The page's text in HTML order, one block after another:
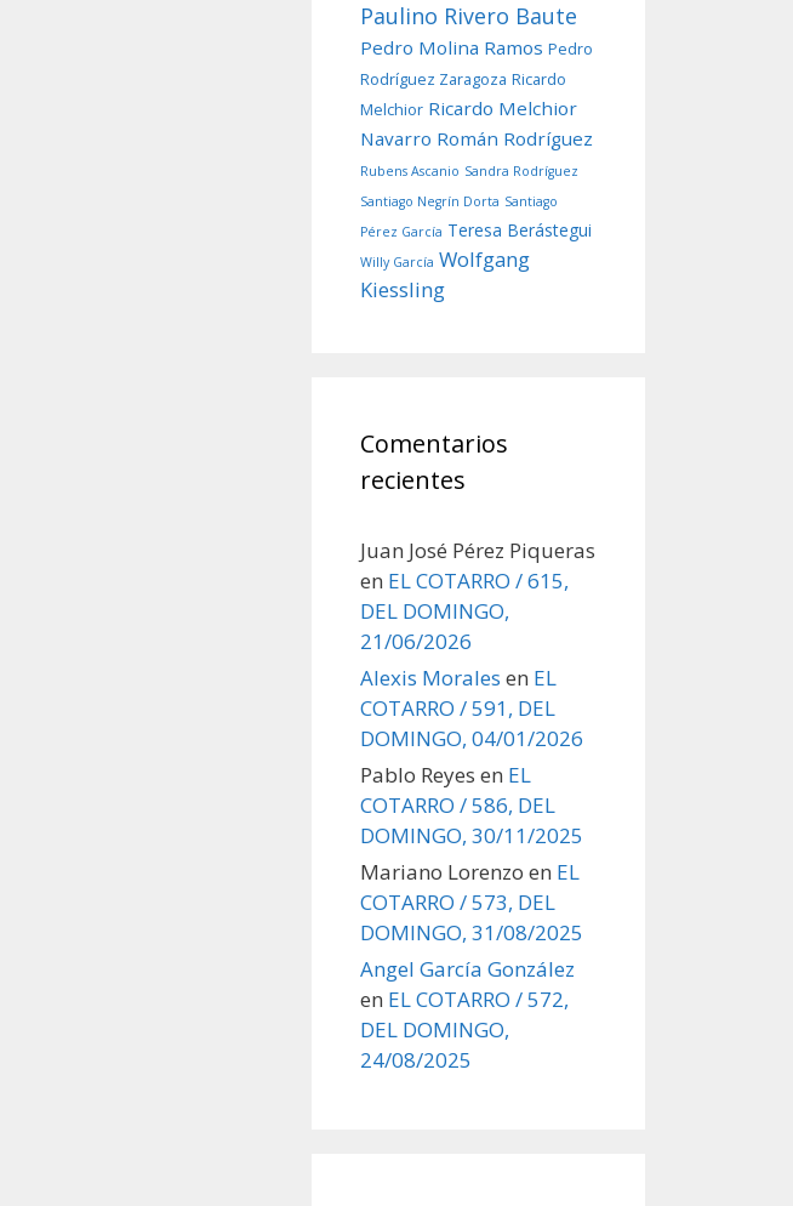
Paulino Rivero Baute
Pedro Molina Ramos Pedro
Rodríguez Zaragoza Ricardo
Melchior Ricardo Melchior
Navarro Román Rodríguez
Rubens Ascanio Sandra Rodríguez
Santiago Negrín Dorta Santiago
Pérez García Teresa Berástegui
Willy García Wolfgang
Kiessling
Comentarios
recientes
Juan José Pérez Piqueras
en EL COTARRO / 615,
DEL DOMINGO,
21/06/2026
Alexis Morales en EL
COTARRO / 591, DEL
DOMINGO, 04/01/2026
Pablo Reyes en EL
COTARRO / 586, DEL
DOMINGO, 30/11/2025
Mariano Lorenzo en EL
COTARRO / 573, DEL
DOMINGO, 31/08/2025
Angel García González
en EL COTARRO / 572,
DEL DOMINGO,
24/08/2025